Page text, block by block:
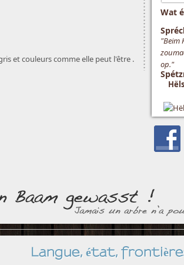
et couleurs comme elle peut l'être .
Wat
"Beim
op."
Langue, état,